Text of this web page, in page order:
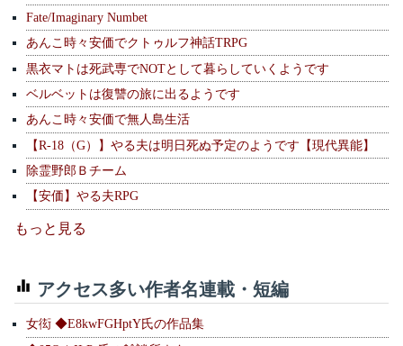
Fate/Imaginary Numbet
あんこ時々安価でクトゥルフ神話TRPG
黒衣マトは死武専でNOTとして暮らしていくようです
ベルベットは復讐の旅に出るようです
あんこ時々安価で無人島生活
【R-18（G）】やる夫は明日死ぬ予定のようです【現代異能】
除霊野郎Ｂチーム
【安価】やる夫RPG
もっと見る
アクセス多い作者名連載・短編
女衒 ◆E8kwFGHptY氏の作品集